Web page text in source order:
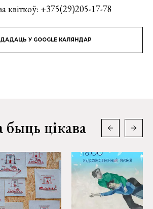
квіткоў: +375(29)205-17-78
ДАДАЦЬ У GOOGLE КАЛЯНДАР
цікава